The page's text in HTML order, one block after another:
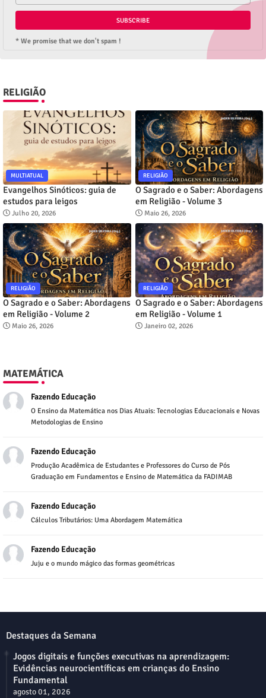
* We promise that we don't spam !
RELIGIÃO
MULTIATUAL
Evangelhos Sinóticos: guia de
estudos para leigos
Julho 20, 2026
RELIGIÃO
O Sagrado e o Saber: Abordagens
em Religião - Volume 3
Maio 26, 2026
RELIGIÃO
O Sagrado e o Saber: Abordagens
em Religião - Volume 2
Maio 26, 2026
RELIGIÃO
O Sagrado e o Saber: Abordagens
em Religião - Volume 1
Janeiro 02, 2026
MATEMÁTICA
Fazendo Educação
O Ensino da Matemática nos Dias Atuais: Tecnologias Educacionais e Novas
Metodologias de Ensino
Fazendo Educação
Produção Acadêmica de Estudantes e Professores do Curso de Pós
Graduação em Fundamentos e Ensino de Matemática da FADIMAB
Fazendo Educação
Cálculos Tributários: Uma Abordagem Matemática
Fazendo Educação
Juju e o mundo mágico das formas geométricas
Destaques da Semana
Jogos digitais e funções executivas na aprendizagem:
Evidências neurocientíficas em crianças do Ensino
Fundamental
agosto 01, 2026